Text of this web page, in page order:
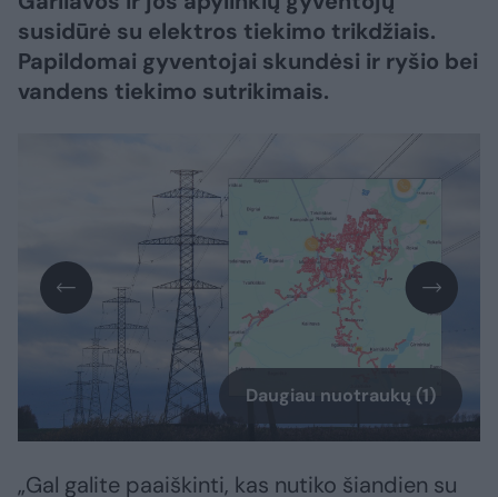
susidūrė su elektros tiekimo trikdžiais.
Papildomai gyventojai skundėsi ir ryšio bei
vandens tiekimo sutrikimais.
Daugiau nuotraukų (1)
„Gal galite paaiškinti, kas nutiko šiandien su